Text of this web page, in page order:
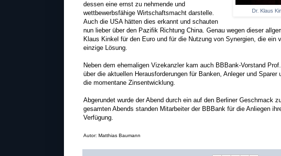
Dr. Klaus
dessen eine ernst zu nehmende und
wettbewerbsfähige Wirtschaftsmacht darstelle.
Auch die USA hätten dies erkannt und schauten
nun lieber über den Pazifik Richtung China. Genau wegen dieser
Klaus Kinkel für den Euro und für die Nutzung von Synergien, die ein
einzige Lösung.
Neben dem ehemaligen Vizekanzler kam auch BBBank-Vorstand
über die aktuellen Herausforderungen für Banken, Anleger und
die momentane Zinsentwicklung.
Abgerundet wurde der Abend durch ein auf den Berliner Geschmack
gesamten Abends standen Mitarbeiter der BBBank für die Anliegen
Verfügung.
Autor: Matthias Baumann